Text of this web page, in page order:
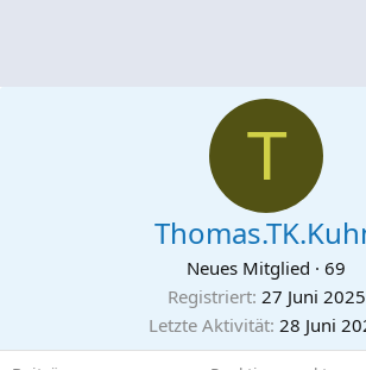
T
Neues Mitglied · 69
Registriert 27 Juni 2025
Letzte Aktivität 28 Juni